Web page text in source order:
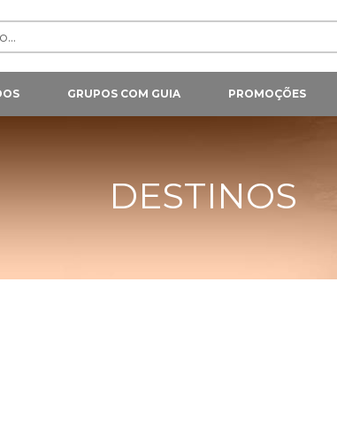
GRUPOS COM GUIA PROMOÇÕES
DESTINOS